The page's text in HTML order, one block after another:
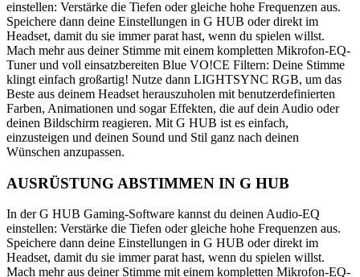
einstellen: Verstärke die Tiefen oder gleiche hohe Frequenzen aus.
Speichere dann deine Einstellungen in G HUB oder direkt im
Headset, damit du sie immer parat hast, wenn du spielen willst.
Mach mehr aus deiner Stimme mit einem kompletten Mikrofon-EQ-
Tuner und voll einsatzbereiten Blue VO!CE Filtern: Deine Stimme
klingt einfach großartig! Nutze dann LIGHTSYNC RGB, um das
Beste aus deinem Headset herauszuholen mit benutzerdefinierten
Farben, Animationen und sogar Effekten, die auf dein Audio oder
deinen Bildschirm reagieren. Mit G HUB ist es einfach,
einzusteigen und deinen Sound und Stil ganz nach deinen
Wünschen anzupassen.
AUSRÜSTUNG ABSTIMMEN IN G HUB
In der G HUB Gaming-Software kannst du deinen Audio-EQ
einstellen: Verstärke die Tiefen oder gleiche hohe Frequenzen aus.
Speichere dann deine Einstellungen in G HUB oder direkt im
Headset, damit du sie immer parat hast, wenn du spielen willst.
Mach mehr aus deiner Stimme mit einem kompletten Mikrofon-EQ-